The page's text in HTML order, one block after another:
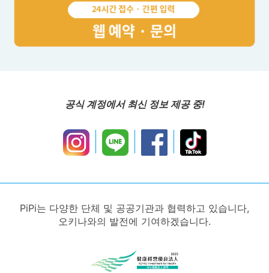
공식 계정에서 최신 정보 제공 중!
PiPi는 다양한 단체 및 공공기관과 협력하고 있습니다,
오키나와의 발전에 기여하겠습니다.